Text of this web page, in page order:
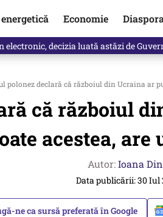
Economie
electronic, decizia luată astăzi de
declară că războiul din Ucraina ar
că războiul
acestea,
Autor:Ioana
Data publicării: 30 Iul
ne ca sursă preferată în Google